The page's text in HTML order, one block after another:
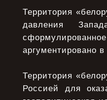
Территория
давления
аргументировано
Территория
Россией для